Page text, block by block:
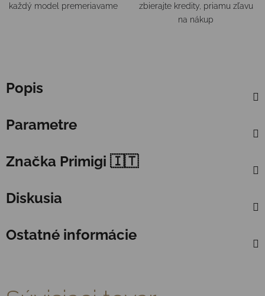
každý model premeriavame
zbierajte kredity, priamu zľavu
na nákup
Popis
Parametre
Značka Primigi 🇮🇹
Diskusia
Ostatné informácie